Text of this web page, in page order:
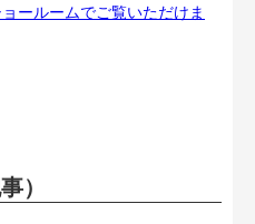
ールームでご覧いただけま
）